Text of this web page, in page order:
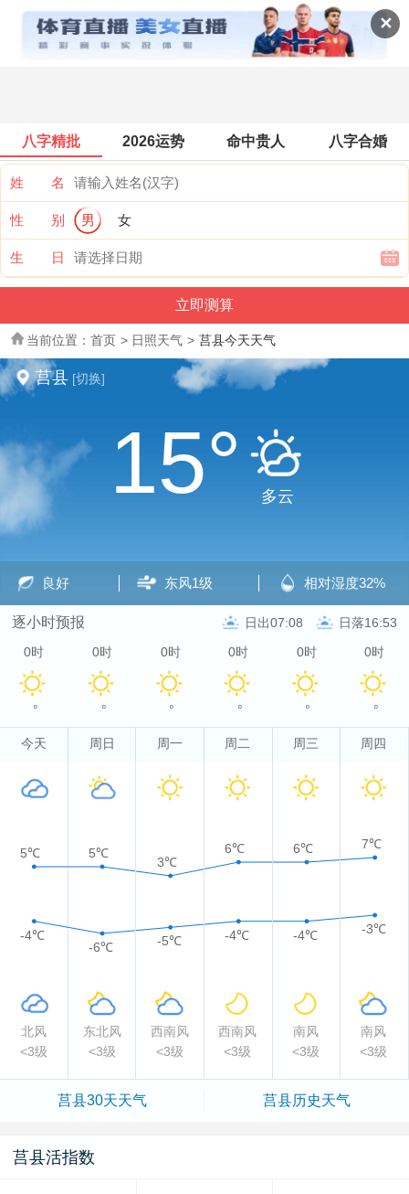
✕
全国天气
八字精批 2026运势 命中贵人 八字合婚
姓 名
性 别 男 女
生 日
当前位置： 首页 > 日照天气 > 莒县今天天气
莒县 [切换]
15° 多云
良好 东风1级 相对湿度32%
逐小时预报 日出07:08 日落16:53
0时
°
0时
°
0时
°
0时
°
0时
°
0时
°
今天 周日 周一 周二 周三 周四
5℃ 5℃
3℃
6℃ 6℃ 7℃
-4℃
-6℃ -5℃ -4℃ -4℃ -3℃
北风 东北风 西南风 西南风 南风
南风
<3级
<3级 <3级 <3级 <3级 <3级
莒县30天天气 莒县历史天气
莒县活指数